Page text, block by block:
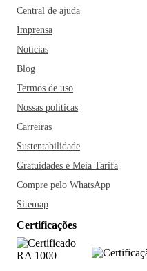
Central de ajuda
Imprensa
Notícias
Blog
Termos de uso
Nossas políticas
Carreiras
Sustentabilidade
Gratuidades e Meia Tarifa
Compre pelo WhatsApp
Sitemap
Certificações